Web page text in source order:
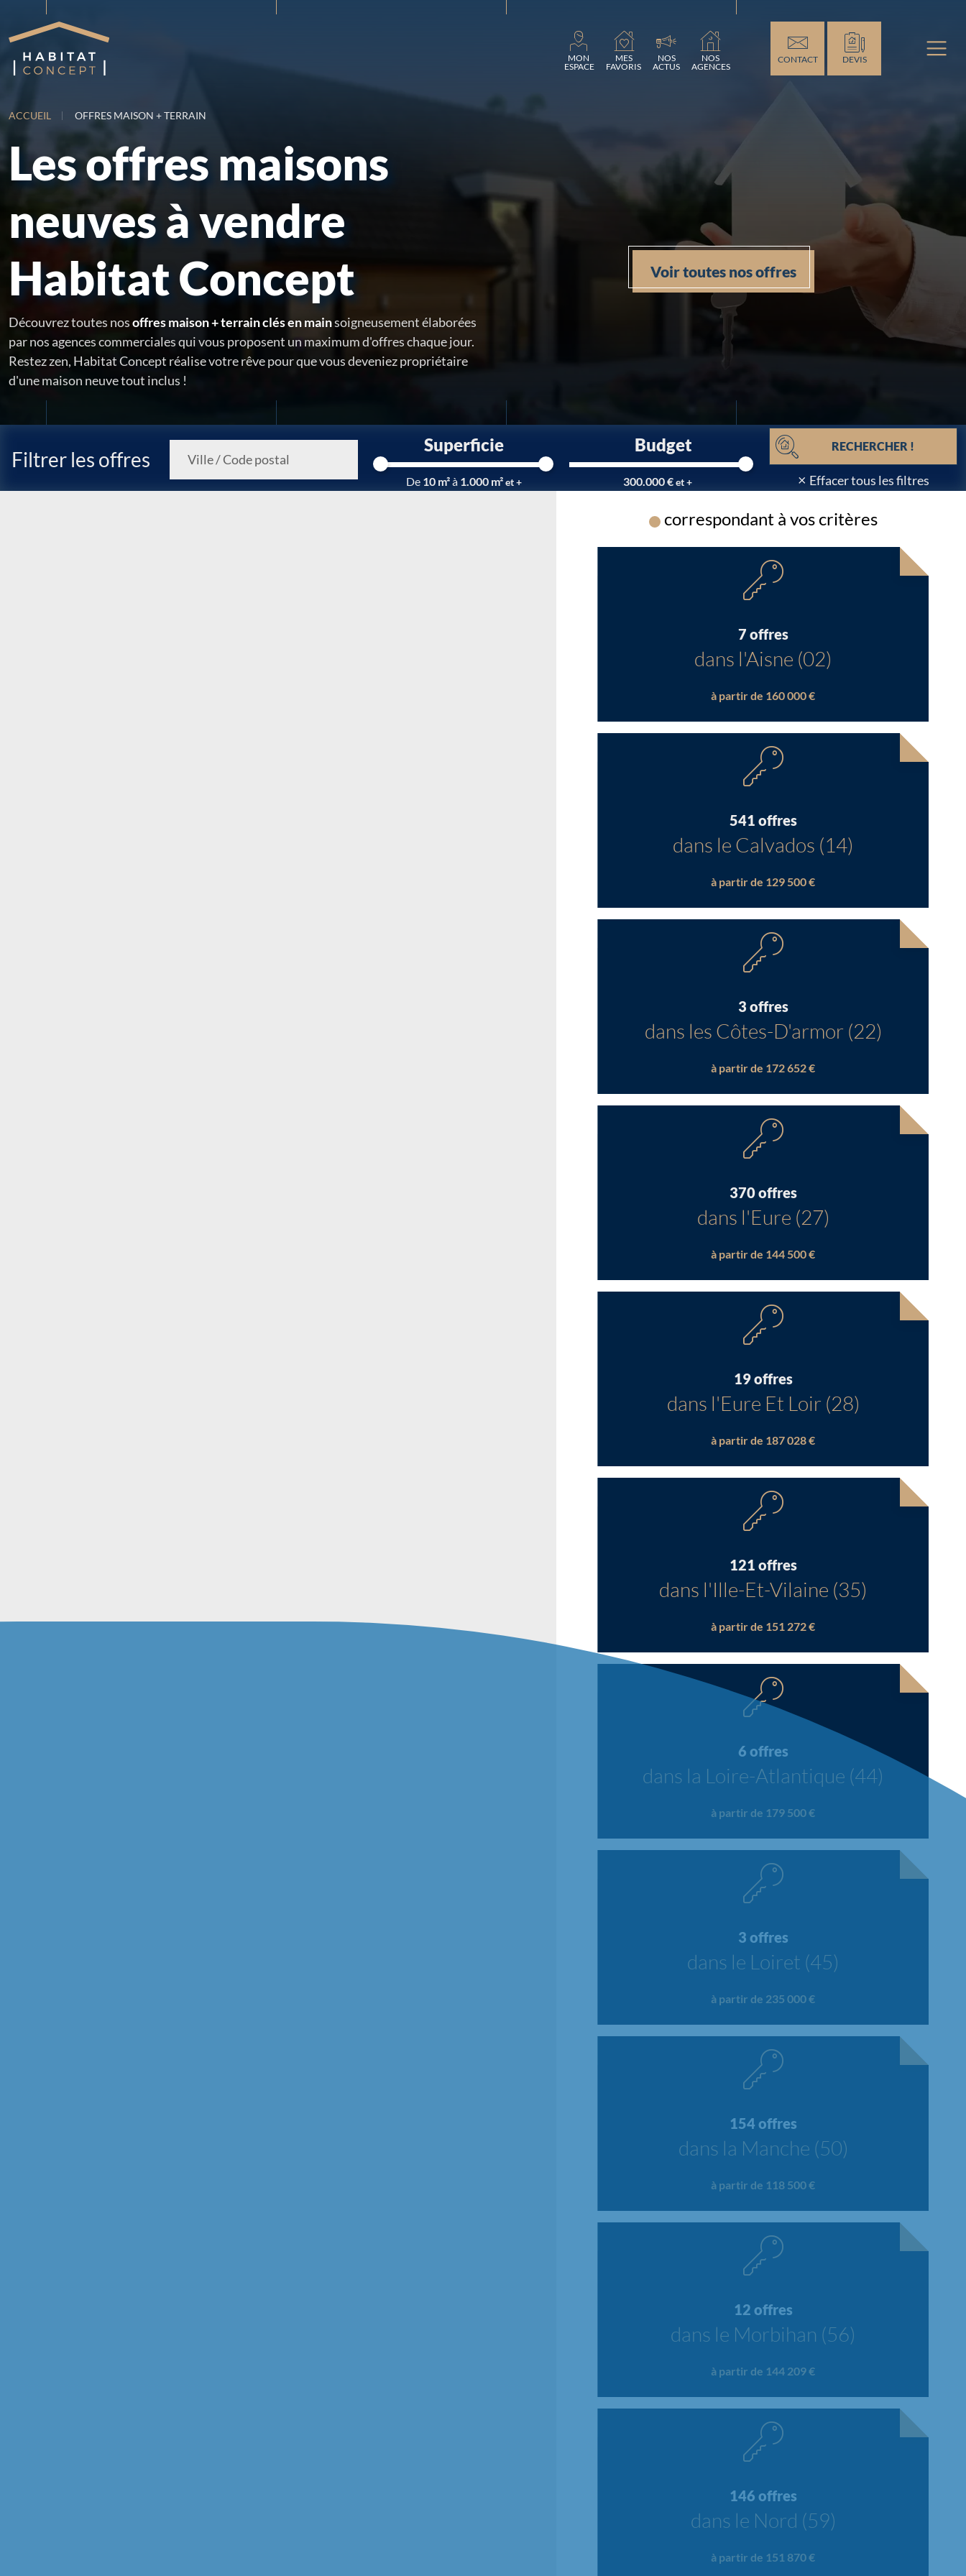
MON
ESPACE
Chargement...
MES
FAVORIS
NOS
ACTUS
NOS
AGENCES
CONTACT DEVIS
ACCUEIL OFFRES MAISON + TERRAIN
Les offres maisons
neuves à vendre
Habitat Concept
Découvrez toutes nosoffres maison + terrain clés en mainsoigneusement élaborées
par nos agences commerciales qui vous proposent un maximum d'offres chaque jour.
Restez zen, Habitat Concept réalise votre rêve pour que vous deveniez propriétaire
d'une maison neuve tout inclus !
Voir toutes nos offres
Filtrer les offres
Superficie
De 10 m²à 1.000 m²et +
Budget
300.000 €et +
RECHERCHER !
× Effacer tous les filtres
Chargement...
correspondant à vos critères
7 offres
dans l'Aisne (02)
à partir de 160 000 €
541 offres
dans le Calvados (14)
à partir de 129 500 €
3 offres
dans les Côtes-D'armor (22)
à partir de 172 652 €
370 offres
dans l'Eure (27)
à partir de 144 500 €
19 offres
dans l'Eure Et Loir (28)
à partir de 187 028 €
121 offres
dans l'Ille-Et-Vilaine (35)
à partir de 151 272 €
6 offres
dans la Loire-Atlantique (44)
à partir de 179 500 €
3 offres
dans le Loiret (45)
à partir de 235 000 €
154 offres
dans la Manche (50)
à partir de 118 500 €
12 offres
dans le Morbihan (56)
à partir de 144 209 €
146 offres
dans le Nord (59)
à partir de 151 870 €